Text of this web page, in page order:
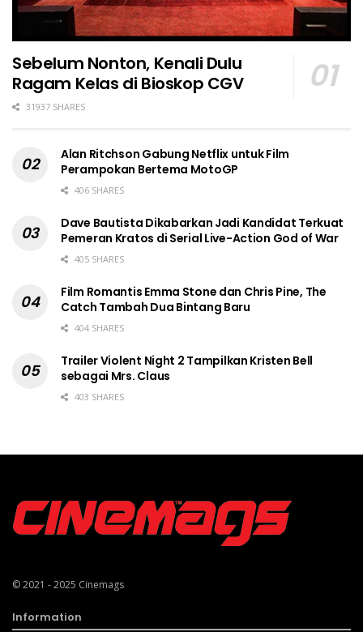
Sebelum Nonton, Kenali Dulu
Ragam Kelas di Bioskop CGV
31937 SHARES
Alan Ritchson Gabung Netflix untuk Film
Perampokan Bertema MotoGP
406 SHARES
Dave Bautista Dikabarkan Jadi Kandidat Terkuat
Pemeran Kratos di Serial Live-Action God of War
405 SHARES
Film Romantis Emma Stone dan Chris Pine, The
Catch Tambah Dua Bintang Baru
404 SHARES
Trailer Violent Night 2 Tampilkan Kristen Bell
sebagai Mrs. Claus
403 SHARES
© 2021 - 2025 Cinemags
Information